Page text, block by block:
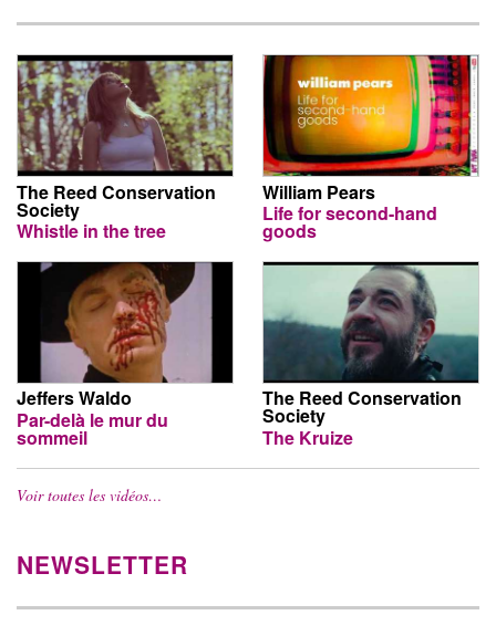
The Reed Conservation
Society
Whistle in the tree
William Pears
Life for second-hand
goods
Jeffers Waldo
Par-delà le mur du
sommeil
The Reed Conservation
Society
The Kruize
Voir toutes les vidéos…
NEWSLETTER